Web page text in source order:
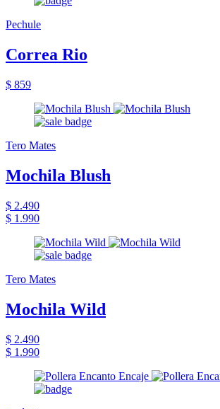
Pechule
Correa Rio
$ 859
Tero Mates
Mochila Blush
$ 2.490
$ 1.990
Tero Mates
Mochila Wild
$ 2.490
$ 1.990